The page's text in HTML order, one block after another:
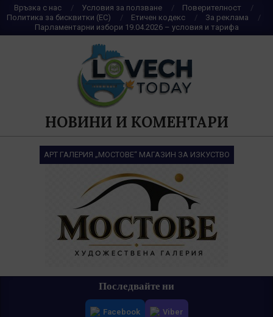
Skip
to
content
Връзка с нас Условия за ползване
Поверителност
Политика за бисквитки (ЕС)
Етичен кодекс
За реклама
Парламентарни избори 19.04.2026 – условия и тарифа
НОВИНИ И КОМЕНТАРИ
АРТ ГАЛЕРИЯ „МОСТОВЕ“ МАГАЗИН ЗА ИЗКУСТВО
Последвайте ни
Facebook Viber